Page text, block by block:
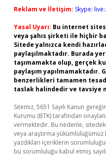
Reklam ve İletişim: Skype:
Yasal Uyarı: Bu internet
veya şahıs şirketi ile hiçbir
Sitede yalnızca kendi
paylaşılmaktadır. Burada
taşımamakta olup, gerçek
paylaşım
benzerlikleri tamamen
taslak halindedir ve tavsiye
Sitemiz, 5651 Sayılı Kanun
Kurumu (BTK) tarafından
vermektedir. Bu nedenle,
veya araştırma
yazdıkları içeriklerin
bu sorumluluğu kabul etmiş